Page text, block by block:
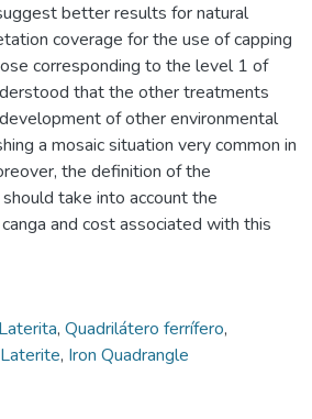
better results for natural
coverage for the use of capping
corresponding to the level 1 of
that the other treatments
of other environmental
a mosaic situation very common in
the definition of the
take into account the
and cost associated with this
Laterita, Quadrilátero ferrífero,
Laterite, Iron Quadrangle